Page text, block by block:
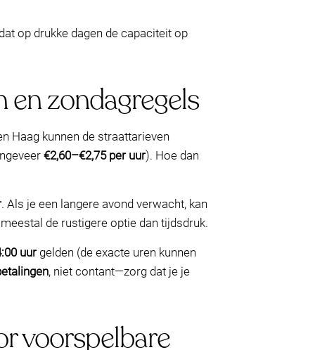
op drukke dagen de capaciteit op
zondagregels
Haag kunnen de straattarieven
€2,60–€2,75 per uur). Hoe dan
. Als je een langere avond verwacht, kan
de rustigere optie dan tijdsdruk.
uurgelden (de exacte uren kunnen
, niet contant—zorg dat je je
voorspelbare